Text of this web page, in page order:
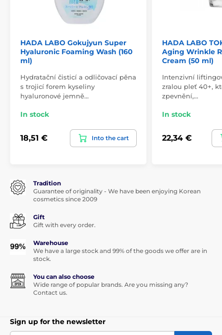
HADA LABO Gokujyun Super
Hyaluronic Foaming Wash (160
ml)
Hydratační čisticí a odličovací pěna
s trojicí forem kyseliny
hyaluronové jemně…
In stock
18,51 € Into the cart
HADA LABO
Aging Wrinkle
Cream (50 ml)
Intenzivní
zralou pleť 40+,
zpevnění,…
In stock
22,34 €
Tradition
Guarantee of originality - We have been enjoying Korean
cosmetics since 2009
Gift
Gift with every order.
Warehouse
We have a large stock and 99% of the goods we offer are in
stock.
You can also choose
Wide range of popular brands. Are you missing any?
Contact us.
Sign up for the newsletter